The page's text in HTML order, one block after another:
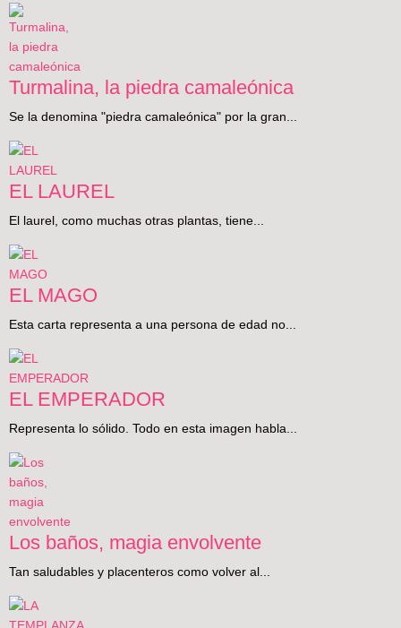
Turmalina, la piedra camaleónica
Se la denomina "piedra camaleónica" por la gran...
EL LAUREL
El laurel, como muchas otras plantas, tiene...
EL MAGO
Esta carta representa a una persona de edad no...
EL EMPERADOR
Representa lo sólido. Todo en esta imagen habla...
Los baños, magia envolvente
Tan saludables y placenteros como volver al...